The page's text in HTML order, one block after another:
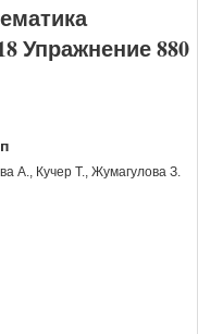
Упражнение 880
А., Кучер Т., Жумагулова З.